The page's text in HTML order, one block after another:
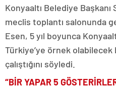
Konyaaltı Belediye Başkanı
meclis toplantı salonunda
Esen, 5 yıl boyunca
Türkiye’ye örnek
çalıştığını söyledi.
“BİR YAPAR 5